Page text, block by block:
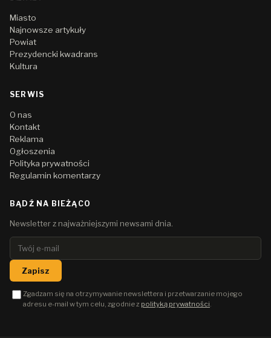
Miasto
Najnowsze artykuły
Powiat
Prezydencki kwadrans
Kultura
SERWIS
O nas
Kontakt
Reklama
Ogłoszenia
Polityka prywatności
Regulamin komentarzy
BĄDŹ NA BIEŻĄCO
Newsletter z najważniejszymi newsami dnia.
Zapisz
Zgadzam się na otrzymywanie newslettera i przetwarzanie mojego
adresu e-mail w tym celu, zgodnie z polityką prywatności.